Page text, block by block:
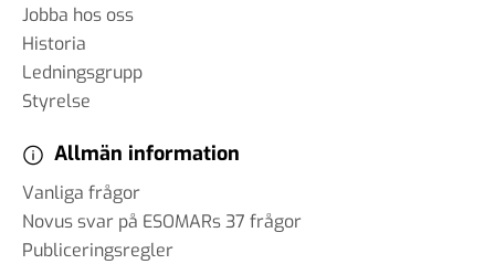
Jobba hos oss
Historia
Ledningsgrupp
Styrelse
Allmän information
Vanliga frågor
Novus svar på ESOMARs 37 frågor
Publiceringsregler